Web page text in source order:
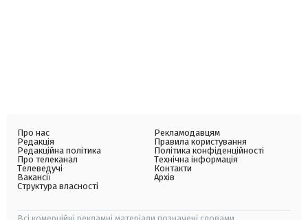
Про нас
Редакція
Редакційна політика
Про телеканал
Телеведучі
Вакансії
Структура власності
Рекламодавцям
Правила користування
Політика конфіденційності
Технічна інформація
Контакти
Архів